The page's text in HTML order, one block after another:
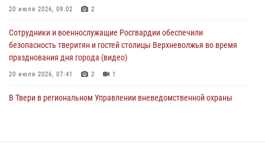
(видео)
20 июля 2026, 09:02 2
Сотрудники и военнослужащие Росгвардии обеспечили
безопасность тверитян и гостей столицы Верхневолжья во время
празднования дня города (видео)
20 июля 2026, 07:41 2 1
В Твери в региональном Управлении вневедомственной охраны